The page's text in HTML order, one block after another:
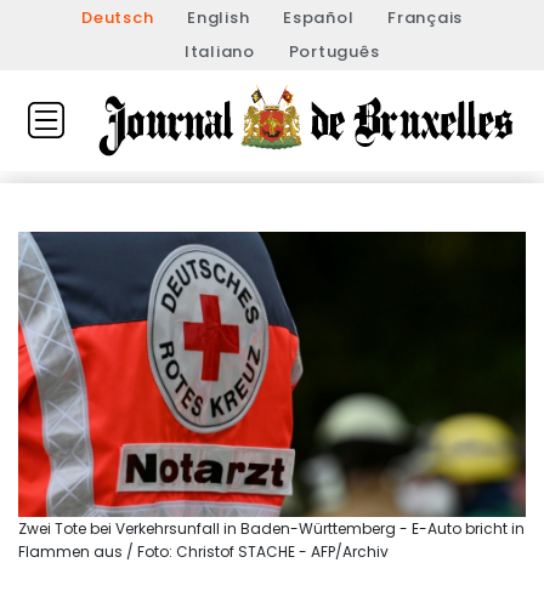
Deutsch English Español
Français
Italiano
Português
Zwei Tote bei Verkehrsunfall in Baden-Württemberg - E-Auto bricht in
Flammen aus / Foto: Christof STACHE - AFP/Archiv